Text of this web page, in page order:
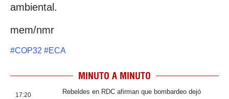
ambiental.
mem/nmr
#COP32 #ECA
MINUTO A MINUTO
17:20
Rebeldes en RDC afirman que bombardeo dejó